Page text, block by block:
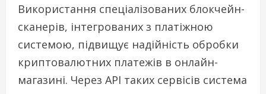
Використання спеціалізованих блокчейн-
сканерів, інтегрованих з платіжною
системою, підвищує надійність обробки
криптовалютних платежів в онлайн-
магазині. Через API таких сервісів система